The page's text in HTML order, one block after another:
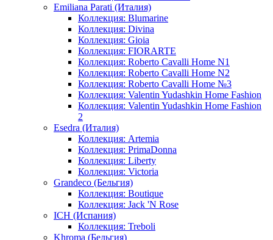
Emiliana Parati (Италия)
Коллекция: Blumarine
Коллекция: Divina
Коллекция: Gioia
Коллекция: FIORARTE
Коллекция: Roberto Cavalli Home N1
Коллекция: Roberto Cavalli Home N2
Коллекция: Roberto Cavalli Home №3
Коллекция: Valentin Yudashkin Home Fashion
Коллекция: Valentin Yudashkin Home Fashion
2
Esedra (Италия)
Коллекция: Artemia
Коллекция: PrimaDonna
Коллекция: Liberty
Коллекция: Victoria
Grandeco (Бельгия)
Коллекция: Boutique
Коллекция: Jack 'N Rose
ICH (Испания)
Коллекция: Treboli
Khroma (Бельгия)